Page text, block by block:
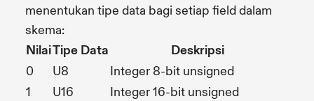
menentukan tipe data bagi setiap field dalam
skema:
NilaiTipe Data
Deskripsi
0
U8
Integer 8-bit unsigned
1
U16
Integer 16-bit unsigned